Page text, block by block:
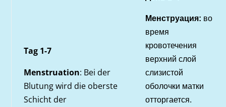
Tag 1-7
Menstruation: Bei der
Blutung wird die oberste
Schicht der
Менструация: во
время
кровотечения
верхний слой
слизистой
оболочки матки
отторгается.